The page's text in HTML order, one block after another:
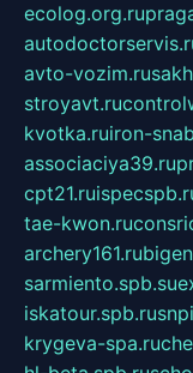
ecolog.org.ru
avto-vozim.ru
stroyavt.ru
kvotka.ruiron-
associaciya39.ru
cpt21.ru
tae-kwon.ru
archery161.ru
sarmiento.spb.su
iskatour.spb.ru
krygeva-spa.ru